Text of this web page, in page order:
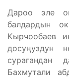
Дароо эле
балдардын
Кырчообаев
досуңуздун
Бахмутали